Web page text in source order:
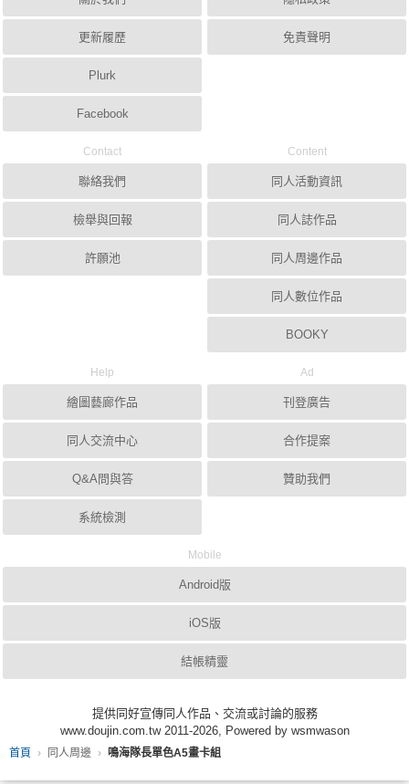
首頁 同人周邊 鳴海隊長單色A5畫卡組
更新履歷
Plurk
Facebook
免責聲明
Contact
聯絡我們
檢舉與回報
許願池
Content
同人活動資訊
同人誌作品
同人周邊作品
同人數位作品
BOOKY
Help
繪圖藝廊作品
同人交流中心
Q&A問與答
系統檢測
Ad
刊登廣告
合作提案
贊助我們
Mobile
Android版
iOS版
結帳精靈
提供同好宣傳同人作品、交流或討論的服務
www.doujin.com.tw 2011-2026, Powered by wsmwason